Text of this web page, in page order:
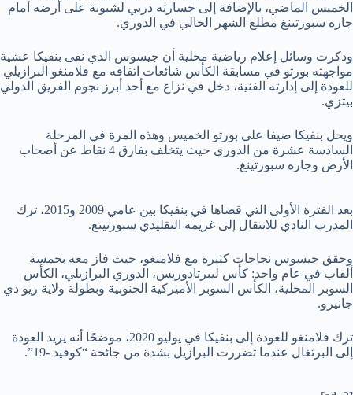
الخميس الماضي، بالإضافة إلى خسارته دربي لشبونة على أرضه أمام
جاره سبورتينغ مطلع الشهر الحالي في الدوري.
وذكرت وسائل إعلام رياضية محلية أن جيسوس الذي نفى بنفيكا عشية
مواجهته بورتو في مسابقة الكأس شائعات اتفاقه مع فلامنغو البرازيلي
للعودة إلى إدارته الفنية، دخل في نزاع مع أحد أبرز نجوم الفريق الدولي
بيتزي.
ويحل بنفيكا ضيفا على بورتو الخميس وهذه المرة في المرحلة
السادسة عشرة من الدوري حيث يتخلف بفارق 4 نقاط عن أصحاب
الأرض وجاره سبورتينغ.
بعد الفترة الأولى التي قضاها في بنفيكا بين عامي 2009 و2015، ترك
المدرب النادي للانتقال إلى غريمه التقليدي سبورتينغ.
وحقق جيسوس نجاحات كثيرة مع فلامنغو، حيث فاز معه بخمسة
ألقاب في عام واحد: كأس ليبرتادوريس، الدوري البرازيلي، الكأس
السوبر المحلية، الكأس السوبر الأميركية الجنوبية وبطولة ولاية ريو دي
جانيرو.
ترك فلامنغو للعودة إلى بنفيكا في يوليو 2020، موضحًا أنه يريد العودة
إلى البرتغال عندما تضررت البرازيل بشدة من جائحة “كوفيد -19”.